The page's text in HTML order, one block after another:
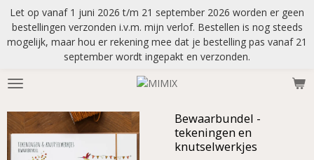
Ga
direct
naar
Let op vanaf 1 juni 2026 t/m 21 september 2026 worden er geen
bestellingen verzonden i.v.m. mijn verlof. Bestellen is nog steeds
mogelijk, maar hou er rekening mee dat je bestelling pas vanaf 21
september wordt ingepakt en verzonden.
Bewaarbundel -
tekeningen en
knutselwerkjes